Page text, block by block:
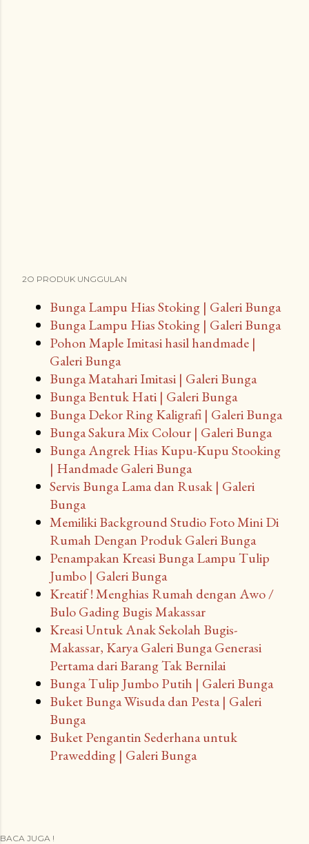
2O PRODUK UNGGULAN
Bunga Lampu Hias Stoking | Galeri Bunga
Bunga Lampu Hias Stoking | Galeri Bunga
Pohon Maple Imitasi hasil handmade |
Galeri Bunga
Bunga Matahari Imitasi | Galeri Bunga
Bunga Bentuk Hati | Galeri Bunga
Bunga Dekor Ring Kaligrafi | Galeri Bunga
Bunga Sakura Mix Colour | Galeri Bunga
Bunga Angrek Hias Kupu-Kupu Stooking
| Handmade Galeri Bunga
Servis Bunga Lama dan Rusak | Galeri
Bunga
Memiliki Background Studio Foto Mini Di
Rumah Dengan Produk Galeri Bunga
Penampakan Kreasi Bunga Lampu Tulip
Jumbo | Galeri Bunga
Kreatif ! Menghias Rumah dengan Awo /
Bulo Gading Bugis Makassar
Kreasi Untuk Anak Sekolah Bugis-
Makassar, Karya Galeri Bunga Generasi
Pertama dari Barang Tak Bernilai
Bunga Tulip Jumbo Putih | Galeri Bunga
Buket Bunga Wisuda dan Pesta | Galeri
Bunga
Buket Pengantin Sederhana untuk
Prawedding | Galeri Bunga
BACA JUGA !